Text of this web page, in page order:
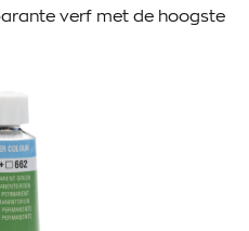
verf met de hoogste